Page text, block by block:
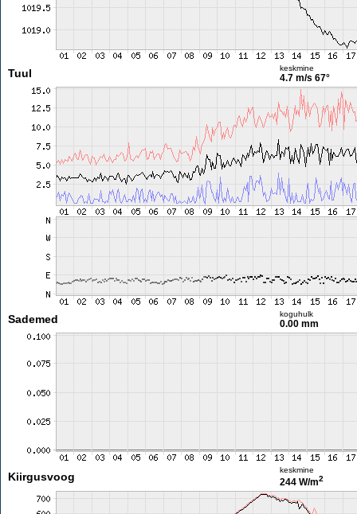
Tuul keskmine
4.7 m/s 67°
Sademed koguhulk
0.00 mm
Kiirgusvoog
keskmine
244 W/m2